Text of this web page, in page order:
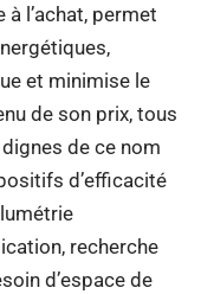
l’achat, permet
et minimise le
de son prix, tous
de ce nom
d’efficacité
recherche
d’espace de